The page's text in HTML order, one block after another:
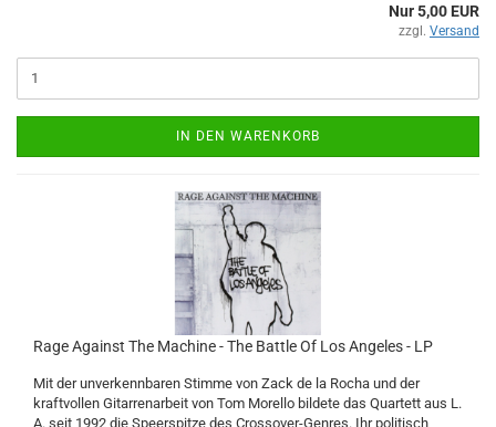
Nur 5,00 EUR
zzgl. Versand
IN DEN WARENKORB
Rage Against The Machine - The Battle Of Los Angeles - LP
Mit der unverkennbaren Stimme von Zack de la Rocha und der
kraftvollen Gitarrenarbeit von Tom Morello bildete das Quartett aus L.
A. seit 1992 die Speerspitze des Crossover-Genres. Ihr politisch